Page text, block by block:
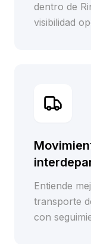
dentro de
visibilidad
Entiende
transporte
con